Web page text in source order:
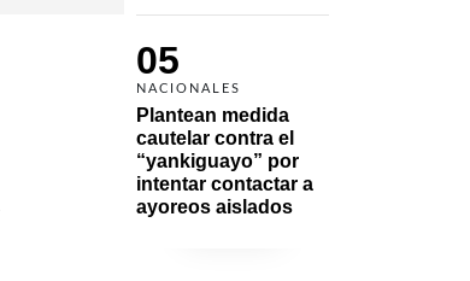
05
NACIONALES
Plantean medida
cautelar contra el
“yankiguayo” por
intentar contactar a
ayoreos aislados